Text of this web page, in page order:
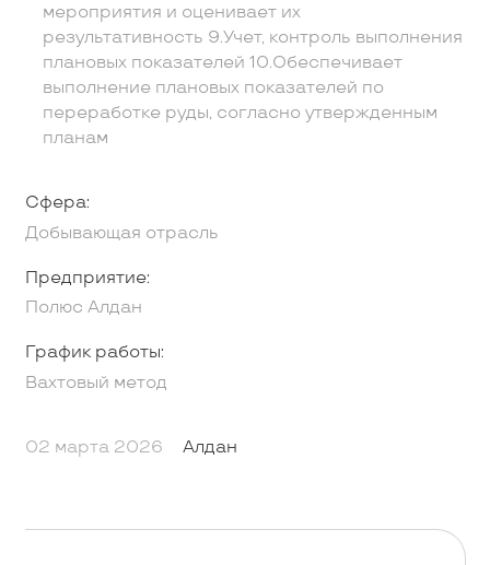
мероприятия и оценивает их
результативность 9.Учет, контроль выполнения
плановых показателей 10.Обеспечивает
выполнение плановых показателей по
переработке руды, согласно утвержденным
планам
Сфера:
Добывающая отрасль
Предприятие:
Полюс Алдан
График работы:
Вахтовый метод
02 марта 2026 Алдан